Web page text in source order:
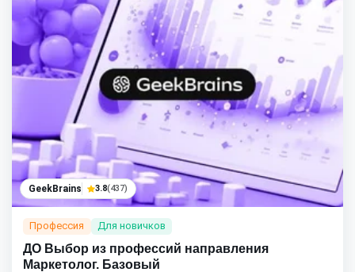
GeekBrains 3.8(437)
Профессия Для новичков
ДО Выбор из профессий направления
Маркетолог. Базовый